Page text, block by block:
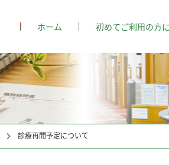
初めてご利用の方
ホーム
診療再開予定について